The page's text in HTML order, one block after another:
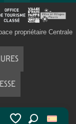
propriétaire Centrale